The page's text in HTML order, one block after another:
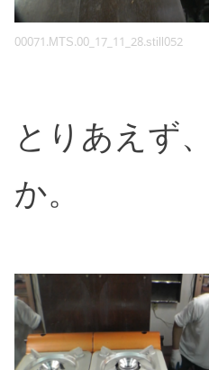
00071.MTS.00_17_11_28.still052
とりあえず
か。